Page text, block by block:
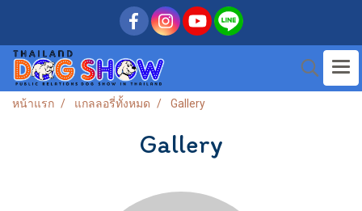
หน้าแรก แกลลอรี่ทั้งหมด Gallery
Gallery